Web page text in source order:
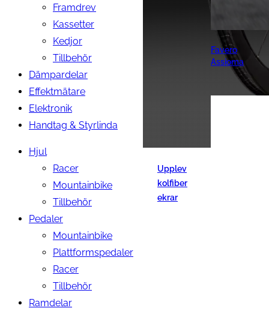
Framdrev
Kassetter
Kedjor
Tillbehör
Dämpardelar
Effektmätare
Elektronik
Handtag & Styrlinda
Hjul
Racer
Mountainbike
Tillbehör
Pedaler
Mountainbike
Plattformspedaler
Racer
Tillbehör
Ramdelar
Upplev
kolfiber
ekrar
Favero
Assioma